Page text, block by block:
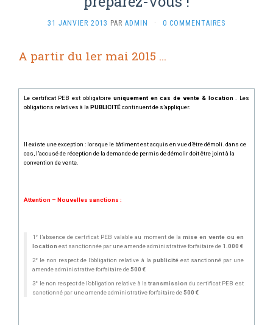
31 JANVIER 2013 PAR ADMIN · 0 COMMENTAIRES
A partir du 1er mai 2015 …
Le certificat PEB est obligatoire uniquement en cas de vente & location . Les
obligations relatives à la PUBLICITÉcontinuent de s’appliquer.
Il existe une exception : lorsque le bâtiment est acquis en vue d’être démoli. dans ce
cas, l’accusé de réception de la demande de permis de démolir doit être joint à la
convention de vente.
Attention – Nouvelles sanctions :
1° l’absence de certificat PEB valable au moment de la mise en vente ou en
location est sanctionnée par une amende administrative forfaitaire de 1.000 €
2° le non respect de l’obligation relative à la publicitéest sanctionné par une
amende administrative forfaitaire de500 €
3° le non respect de l’obligation relative à la transmission du certificat PEB est
sanctionné par une amende administrative forfaitaire de500 €